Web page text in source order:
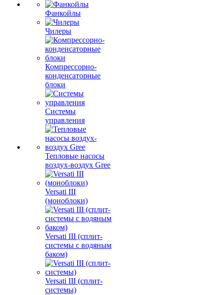
Фанкойлы
Чилеры
Компрессорно-
конденсаторные
блоки
Системы
управления
Тепловые насосы
воздух-воздух Gree
Versati III
(моноблоки)
Versati III (сплит-
системы с водяным
баком)
Versati III (сплит-
системы)